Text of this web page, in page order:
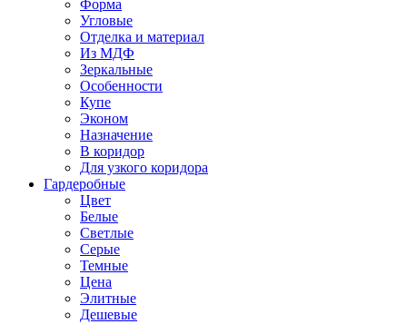
Форма
Угловые
Отделка и материал
Из МДФ
Зеркальные
Особенности
Купе
Эконом
Назначение
В коридор
Для узкого коридора
Гардеробные
Цвет
Белые
Светлые
Серые
Темные
Цена
Элитные
Дешевые